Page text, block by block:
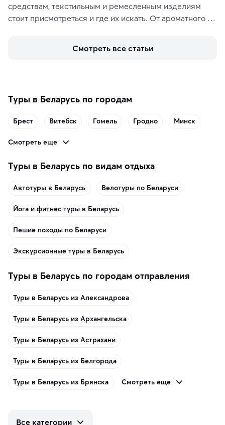
средствам, текстильным и ремесленным изделиям
стоит присмотреться и где их искать. От ароматного
аутентичных лавках — в подарок близким или себе на
Смотреть все статьи
Туры в Беларусь по городам
Брест Витебск Гомель Гродно Минск
Смотреть еще
Туры в Беларусь по видам отдыха
Автотуры в Беларусь Велотуры по Беларуси
Йога и фитнес туры в Беларусь
Пешие походы по Беларуси
Экскурсионные туры в Беларусь
Туры в Беларусь по городам отправления
Туры в Беларусь из Александрова
Туры в Беларусь из Архангельска
Туры в Беларусь из Астрахани
Туры в Беларусь из Белгорода
Туры в Беларусь из Брянска Смотреть еще
Все категории